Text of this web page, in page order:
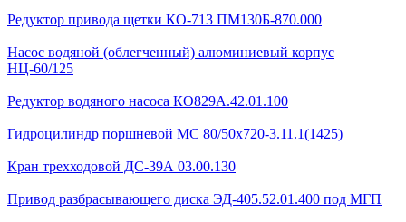
Редуктор привода щетки КО-713 ПМ130Б-870.000
Насос водяной (облегченный) алюминиевый корпус
НЦ-60/125
Редуктор водяного насоса КО829А.42.01.100
Гидроцилиндр поршневой МС 80/50х720-3.11.1(1425)
Кран трехходовой ДС-39А 03.00.130
Привод разбрасывающего диска ЭД-405.52.01.400 под МГП